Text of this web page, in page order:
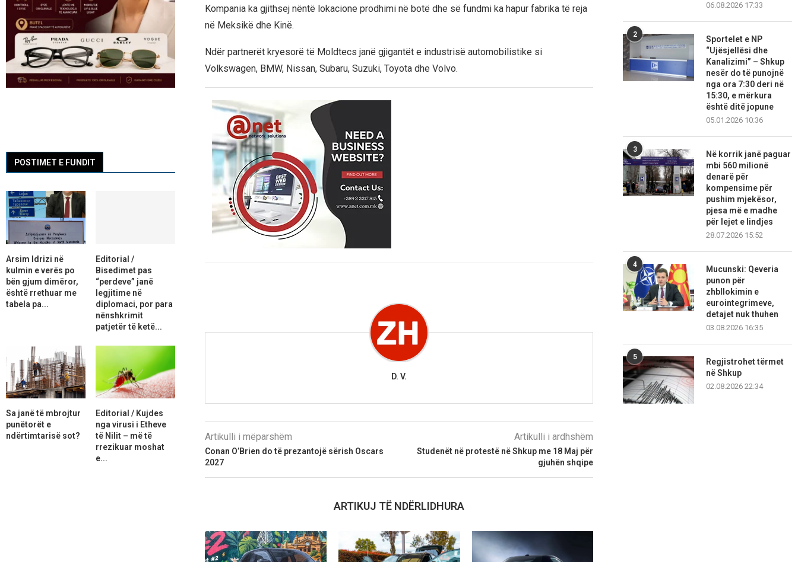
Kompania ka gjithsej nëntë lokacione prodhimi në botë dhe së fundmi ka hapur fabrika të reja
në Meksikë dhe Kinë.
Ndër partnerët kryesorë të Moldtecs janë gjigantët e industrisë automobilistike si
Volkswagen, BMW, Nissan, Subaru, Suzuki, Toyota dhe Volvo.
D. V.
Artikulli i mëparshëm
Conan O’Brien do të prezantojë sërish Oscars
2027
Artikulli i ardhshëm
Studenët në protestë në Shkup me 18 Maj për
gjuhën shqipe
ARTIKUJ TË NDËRLIDHURA
06.08.2026 17:33
2
Sportelet e NP
“Ujësjellësi dhe
Kanalizimi” – Shkup
nesër do të punojnë
nga ora 7:30 deri në
15:30, e mërkura
është ditë jopune
05.01.2026 10:36
3
Në korrik janë paguar
mbi 560 milionë
denarë për
kompensime për
pushim mjekësor,
pjesa më e madhe
për lejet e lindjes
28.07.2026 15:52
4
Mucunski: Qeveria
punon për
zhbllokimin e
eurointegrimeve,
detajet nuk thuhen
03.08.2026 16:35
5
Regjistrohet tërmet
në Shkup
02.08.2026 22:34
POSTIMET E FUNDIT
Arsim Idrizi në
kulmin e verës po
bën gjum dimëror,
është rrethuar me
tabela pa...
Editorial /
Bisedimet pas
“perdeve” janë
legjitime në
diplomaci, por para
nënshkrimit
patjetër të ketë...
Sa janë të mbrojtur
punëtorët e
ndërtimtarisë sot?
Editorial / Kujdes
nga virusi i Etheve
të Nilit – më të
rrezikuar moshat
e...